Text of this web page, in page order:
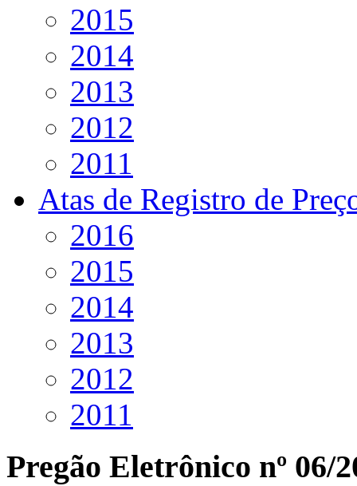
2015
2014
2013
2012
2011
Atas de Registro de
2016
2015
2014
2013
2012
2011
Pregão Eletrônico nº 06/